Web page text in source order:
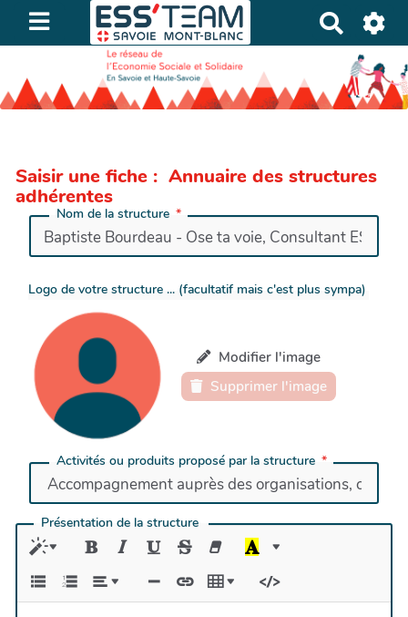
e
c
h
e
h
r
Saisir une fiche : Annuaire des structures
adhérentes
Nom de la structure
Logo de votre structure ... (facultatif mais c'est plus sympa)
Modifier l'image
Supprimer l'image
Activités ou produits proposé par la structure
Présentation de la structure